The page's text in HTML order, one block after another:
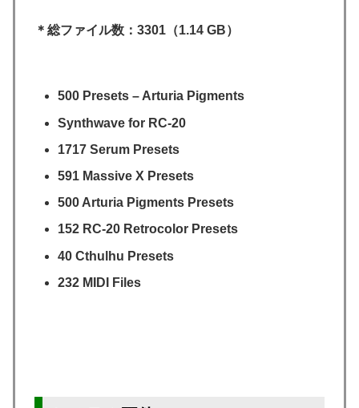
＊総ファイル数：3301（1.14 GB）
500 Presets – Arturia Pigments
Synthwave for RC-20
1717 Serum Presets
591 Massive X Presets
500 Arturia Pigments Presets
152 RC-20 Retrocolor Presets
40 Cthulhu Presets
232 MIDI Files